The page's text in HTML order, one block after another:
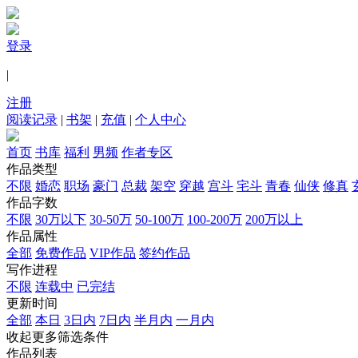
登录
|
注册
阅读记录 | 书架 | 充值 | 个人中心
首页 书库 福利 男频 作者专区
作品类型
不限 婚恋 职场 豪门 总裁 架空 穿越 宫斗 宅斗 青春 仙侠 修真
作品字数
不限 30万以下 30-50万 50-100万 100-200万 200万以上
作品属性
全部 免费作品 VIP作品 签约作品
写作进程
不限 连载中 已完结
更新时间
全部 本日 3日内 7日内 半月内 一月内
收起更多筛选条件
作品列表